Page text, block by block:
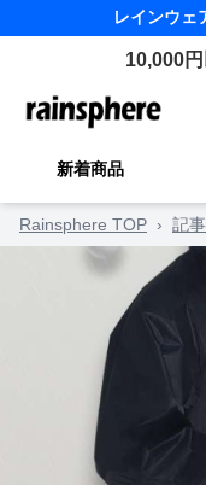
レインウェ
10,000
新着商品
Rainsphere TOP › 記